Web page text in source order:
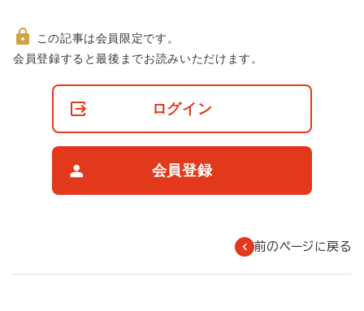
非
この記事は会員限定です。
会員登録すると最後までお読みいただけます。
ログイン
会員登録
前のページに戻る